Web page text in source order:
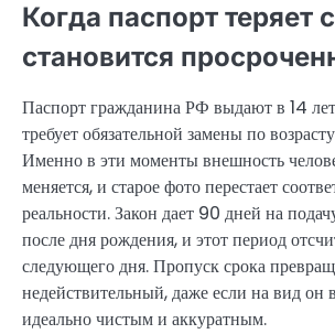
Когда паспорт теряет
становится
Паспорт гражданина РФ выдают в 14
требует обязательной замены по
Именно в эти моменты внешность
меняется, и старое фото перестает
реальности. Закон дает 90 дней на
после дня рождения, и этот период
следующего дня. Пропуск срока
недействительный, даже если на вид он
идеально чистым и аккуратным.